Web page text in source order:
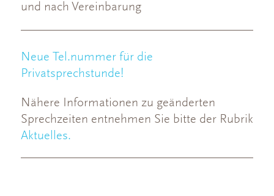
und nach Vereinbarung
Neue Tel.nummer für die
Privatsprechstunde!
Nähere Informationen zu geänderten
Sprechzeiten entnehmen Sie bitte der Rubrik
Aktuelles.